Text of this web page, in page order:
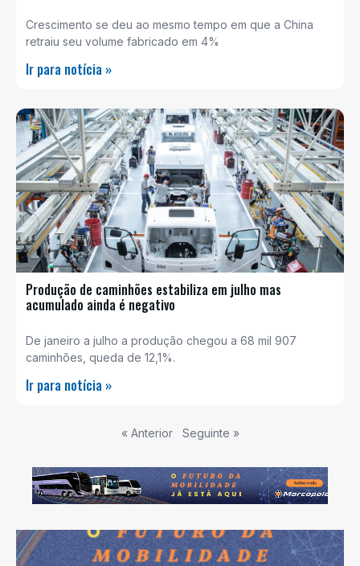
Crescimento se deu ao mesmo tempo em que a China
retraiu seu volume fabricado em 4%
Ir para notícia »
Produção de caminhões estabiliza em julho mas
acumulado ainda é negativo
De janeiro a julho a produção chegou a 68 mil 907
caminhões, queda de 12,1%.
Ir para notícia »
« Anterior Seguinte »